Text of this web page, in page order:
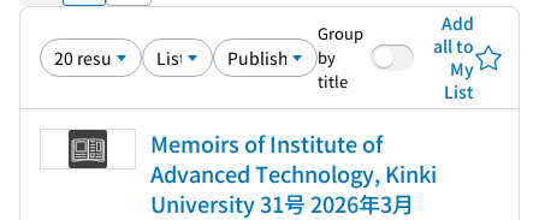
Group
by
title
Add
all to
My
List
Memoirs of Institute of
Advanced Technology, Kinki
University 31号 2026年3月